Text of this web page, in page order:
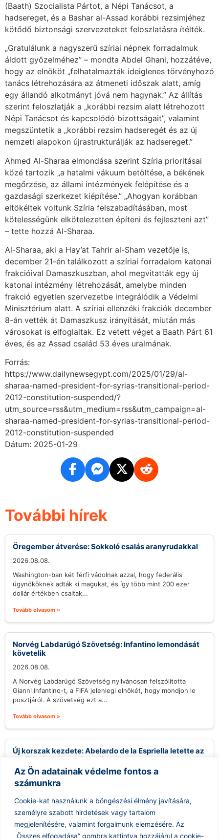
Az Ön adatainak védelme fontos a
számunkra
Cookie-kat használunk a böngészési élmény javítására,
személyre szabott hirdetések vagy tartalom
megjelenítésére, valamint forgalmunk elemzésére. Az
„Összes elfogadása” gombra kattintva hozzájárul a cookie-
(Baath) Szocialista Pártot, a Népi Tanácsot, a
hadsereget, és a Bashar al-Assad korábbi rezsimjéhez
kötődő biztonsági szervezeteket feloszlatásra ítélték.
„Gratulálunk a nagyszerű szíriai népnek forradalmuk
áldott győzelméhez” – mondta Abdel Ghani, hozzátéve,
hogy az elnököt „felhatalmazták ideiglenes törvényhozó
tanács létrehozására az átmeneti időszak alatt, amíg
egy állandó alkotmányt jóvá nem hagynak.” Az állítás
szerint feloszlatják a „korábbi rezsim alatt létrehozott
Népi Tanácsot és kapcsolódó bizottságait”, valamint
megszüntetik a „korábbi rezsim hadseregét és az új
nemzeti alapokon újrastrukturálják az hadsereget.”
Ahmed Al-Sharaa elmondása szerint Szíria prioritásai
közé tartozik „a hatalmi vákuum betöltése, a békének
megőrzése, az állami intézmények felépítése és a
gazdasági szerkezet kiépítése.” „Ahogyan korábban
eltökéltek voltunk Szíria felszabadításában, most
kötelességünk elkötelezetten építeni és fejleszteni azt”
– tette hozzá Al-Sharaa.
Al-Sharaa, aki a Hay’at Tahrir al-Sham vezetője is,
december 21-én találkozott a szíriai forradalom katonai
frakcióival Damaszkuszban, ahol megvitatták egy új
katonai intézmény létrehozását, amelybe minden
frakció egyetlen szervezetbe integrálódik a Védelmi
Minisztérium alatt. A szíriai ellenzéki frakciók december
8-án vették át Damaszkusz irányítását, miután más
városokat is elfoglaltak. Ez vetett véget a Baath Párt 61
éves, és az Assad család 53 éves uralmának.
Forrás:
https://www.dailynewsegypt.com/2025/01/29/al-
sharaa-named-president-for-syrias-transitional-period-
2012-constitution-suspended/?
utm_source=rss&utm_medium=rss&utm_campaign=al-
sharaa-named-president-for-syrias-transitional-period-
2012-constitution-suspended
Dátum: 2025-01-29
További hírek
Öregember átverése: Sokkoló csalás aranyrudakkal
2026.08.08.
Washington-ban két férfi vádolnak azzal, hogy federális
ügynököknek adták ki magukat, és így több mint 200 ezer
dollár értékben csaltak...
Tovább olvasom »
Norvég Labdarúgó Szövetség: Infantino lemondását
követelik
2026.08.08.
A Norvég Labdarúgó Szövetség nyilvánosan felszólította
Gianni Infantino-t, a FIFA jelenlegi elnökét, hogy mondjon le
posztjáról. A szövetség ezt a...
Tovább olvasom »
Új korszak kezdete: Abelardo de la Espriella letette az
esküt, mint Kolumbia elnöke
2026.08.08.
Abelardo de la Espriella, aki szoros kapcsolatokat tervez
építeni az Egyesült Államokkal, hivatalosan is Kolumbia
elnökeként tette le az esküt...
Tovább olvasom »